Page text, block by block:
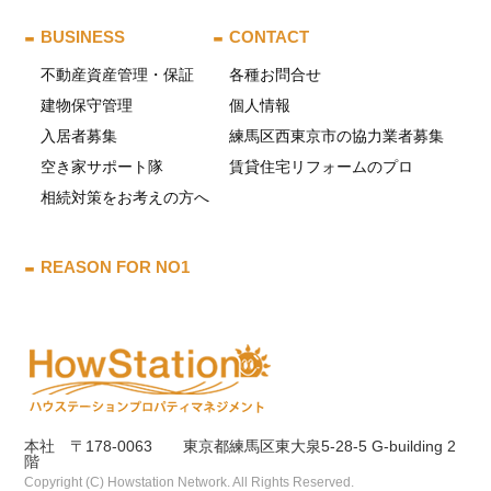
BUSINESS
不動産資産管理・保証
建物保守管理
入居者募集
空き家サポート隊
相続対策をお考えの方へ
REASON FOR NO1
CONTACT
各種お問合せ
個人情報
練馬区西東京市の協力業者募集
賃貸住宅リフォームのプロ
本社 〒178-0063 東京都練馬区東大泉5-28-5 G-building 2
階
Copyright (C) Howstation Network. All Rights Reserved.